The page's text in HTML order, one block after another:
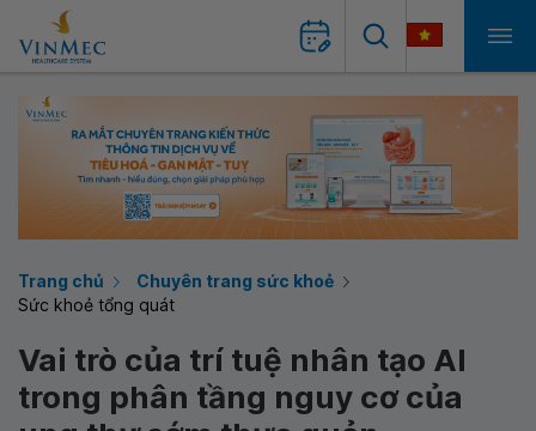
Trang chủ
Chuyên trang sức khoẻ
Sức khoẻ tổng quát
Vai trò của trí tuệ nhân tạo AI
trong phân tầng nguy cơ của